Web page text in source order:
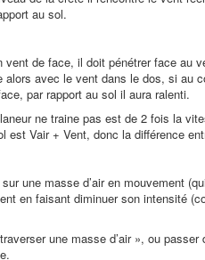
au sol.
vent de face, il doit pénétrer face au
alors avec le vent dans le dos, si au
par rapport au sol il aura ralenti.
ne traine pas est de 2 fois la
est Vair + Vent, donc la différence
une masse d’air en mouvement
en faisant diminuer son intensité
une masse d’air », ou passer